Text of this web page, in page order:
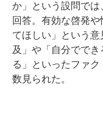
か」という設問では
回答。有効な啓発
てほしい」という
及」や「自分でで
る」といったファ
数見られた。